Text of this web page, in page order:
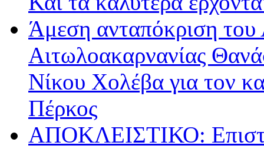
Άμεση ανταπόκριση του
Αιτωλοακαρνανίας
Νίκου Χολέβα για τον
Πέρκος
ΑΠΟΚΛΕΙΣΤΙΚΟ: